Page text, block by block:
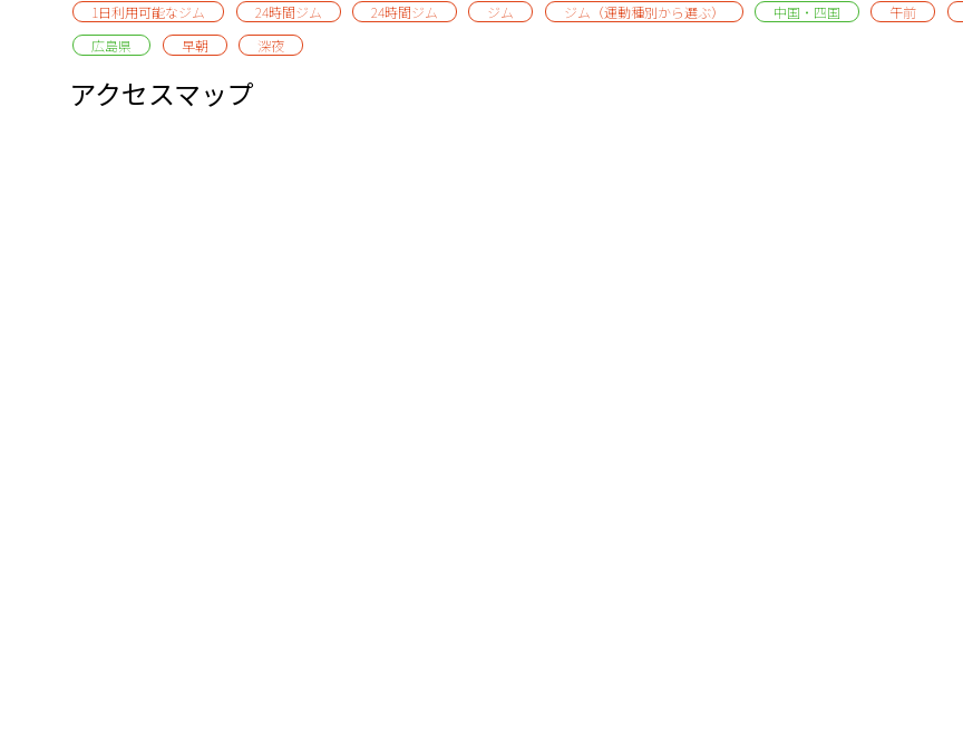
1日利用可能なジム 24時間ジム 24時間ジム ジム ジム（運動種別から選ぶ） 中国・四国 午前
広島県
早朝 深夜
アクセスマップ